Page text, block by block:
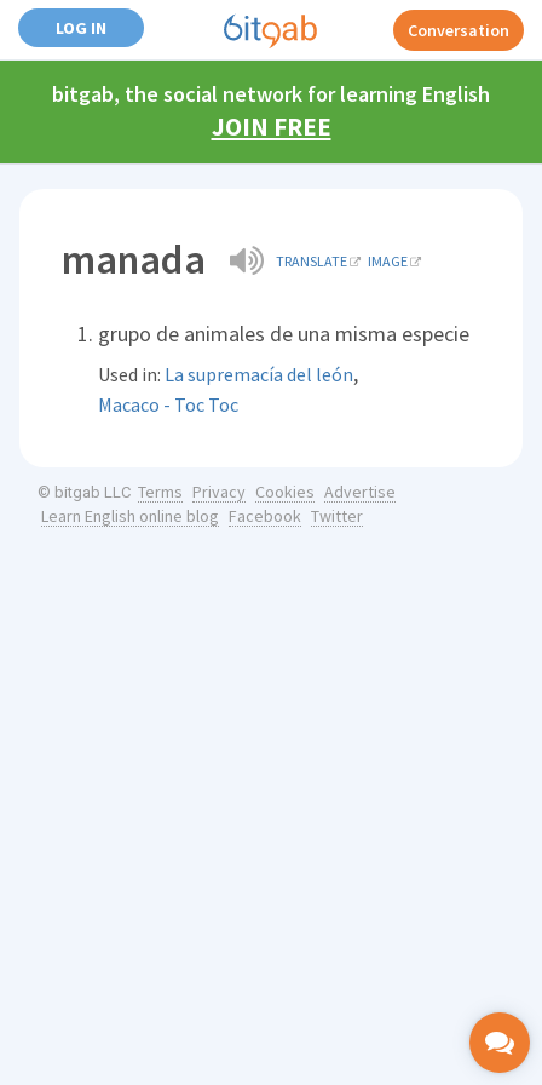
LOG IN Conversation
bitgab, the social network for learning English
JOIN FREE
manada TRANSLATE IMAGE
grupo de animales de una misma especie
Used in: La supremacía del león,
Macaco - Toc Toc
© bitgab LLC Terms Privacy Cookies Advertise
Learn English online blog Facebook Twitter